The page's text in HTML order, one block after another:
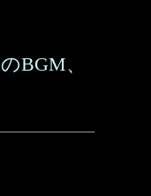
BGM、